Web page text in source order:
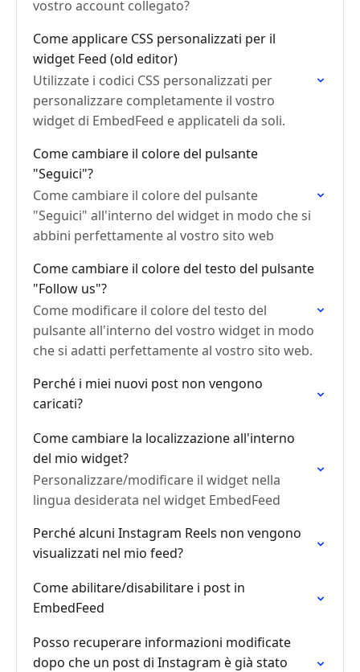
vostro account collegato?
Come applicare CSS personalizzati per il
widget Feed (old editor)
Utilizzate i codici CSS personalizzati per
personalizzare completamente il vostro
widget di EmbedFeed e applicateli da soli.
Come cambiare il colore del pulsante
"Seguici"?
Come cambiare il colore del pulsante
"Seguici" all'interno del widget in modo che si
abbini perfettamente al vostro sito web
Come cambiare il colore del testo del pulsante
"Follow us"?
Come modificare il colore del testo del
pulsante all'interno del vostro widget in modo
che si adatti perfettamente al vostro sito web.
Perché i miei nuovi post non vengono
caricati?
Come cambiare la localizzazione all'interno
del mio widget?
Personalizzare/modificare il widget nella
lingua desiderata nel widget EmbedFeed
Perché alcuni Instagram Reels non vengono
visualizzati nel mio feed?
Come abilitare/disabilitare i post in
EmbedFeed
Posso recuperare informazioni modificate
dopo che un post di Instagram è già stato